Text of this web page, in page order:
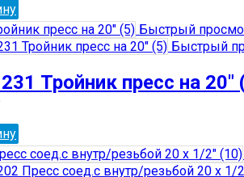
Быстрый
Быстрый
Тройник пресс на 20″